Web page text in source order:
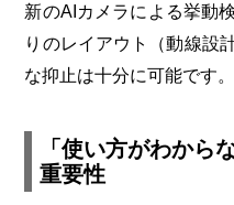
新のAIカメラによる挙動
りのレイアウト（動線設
な抑止は十分に可能です。
「使い方がわから
重要性